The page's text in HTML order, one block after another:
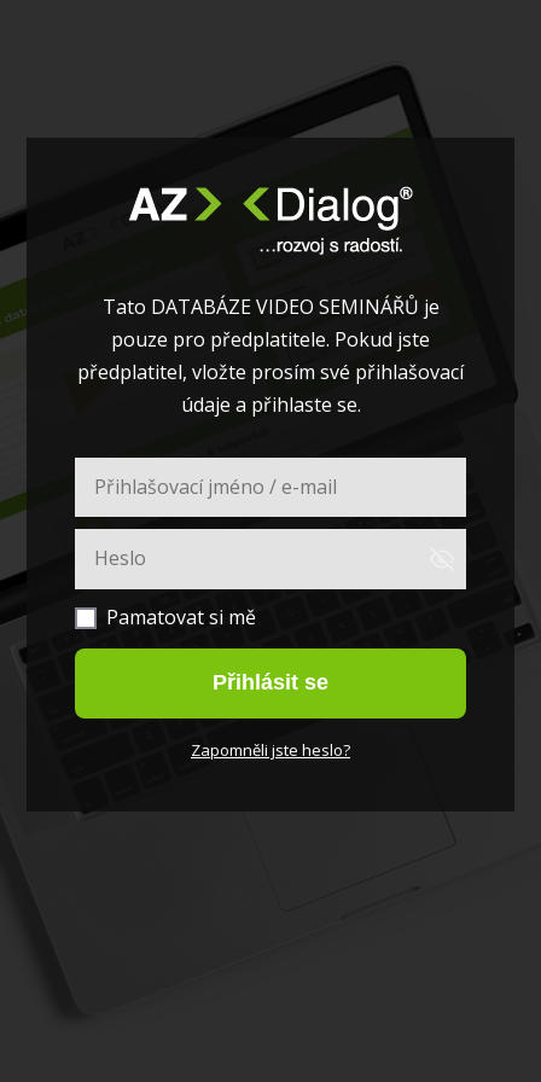
Tato DATABÁZE VIDEO SEMINÁŘŮ je
pouze pro předplatitele. Pokud jste
předplatitel, vložte prosím své přihlašovací
údaje a přihlaste se.
Pamatovat si mě
Přihlásit se
Zapomněli jste heslo?